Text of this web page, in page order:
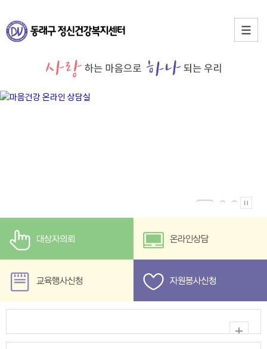
대상자의뢰 온라인상담
교육행사신청 자원봉사신청